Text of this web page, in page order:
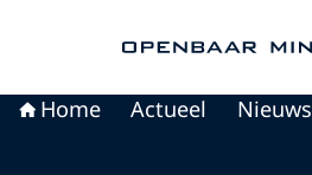
Home Actueel Nieuws